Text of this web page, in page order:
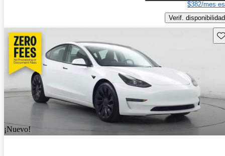
$382/mes
Verif. disponibilidad
¡Nuevo!